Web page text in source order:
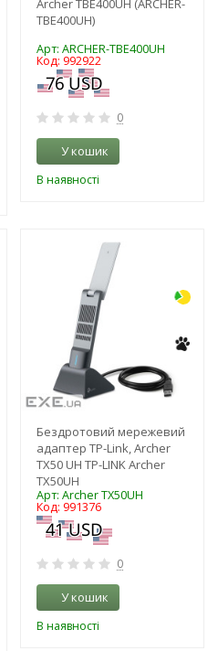
TBE400UH)
Арт: ARCHER-TBE400UH
Код: 992922
0
У кошик
В наявності
Бездротовий мережевий
адаптер TP-Link, Archer
TX50 UH TP-LINK Archer
TX50UH
Арт: Archer TX50UH
Код: 991376
0
У кошик
В наявності